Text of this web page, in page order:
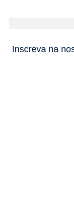
Inscreva na